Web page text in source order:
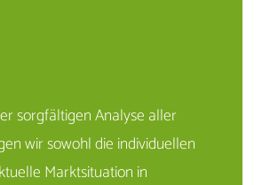
sorgfältigen Analyse aller
wir sowohl die individuellen
Marktsituation in